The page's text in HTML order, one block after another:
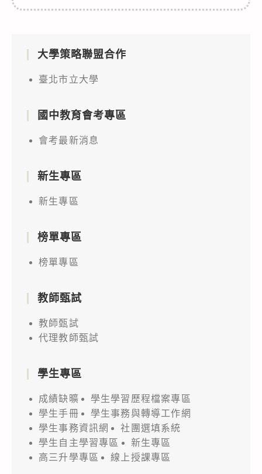
大學策略聯盟合作
臺北市立大學
國中教育會考專區
會考最新消息
新生專區
新生專區
榜單專區
榜單專區
教師甄試
教師甄試
代理教師甄試
學生專區
成績缺曠
學生學習歷程檔案專區
學生手冊
學生事務與轉導工作網
學生事務資訊網
社團選填系統
學生自主學習專區
新生專區
高三升學專區
線上授課專區